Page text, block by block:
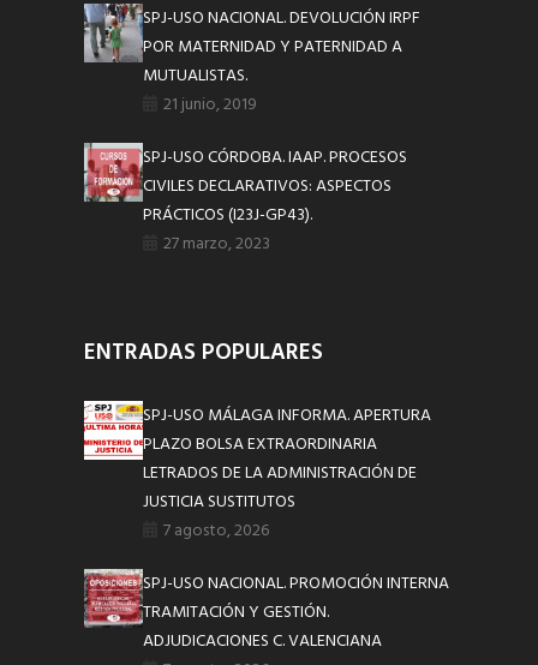
SPJ-USO NACIONAL. DEVOLUCIÓN IRPF
POR MATERNIDAD Y PATERNIDAD A
MUTUALISTAS.
21 junio, 2019
SPJ-USO CÓRDOBA. IAAP. PROCESOS
CIVILES DECLARATIVOS: ASPECTOS
PRÁCTICOS (I23J-GP43).
27 marzo, 2023
ENTRADAS POPULARES
SPJ-USO MÁLAGA INFORMA. APERTURA
PLAZO BOLSA EXTRAORDINARIA
LETRADOS DE LA ADMINISTRACIÓN DE
JUSTICIA SUSTITUTOS
7 agosto, 2026
SPJ-USO NACIONAL. PROMOCIÓN INTERNA
TRAMITACIÓN Y GESTIÓN.
ADJUDICACIONES C. VALENCIANA